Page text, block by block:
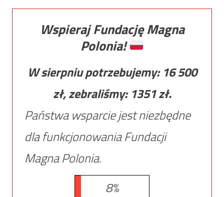
Wspieraj Fundację Magna
Polonia!
W sierpniu potrzebujemy: 16 500
zł, zebraliśmy: 1351zł.
Państwa wsparcie jest niezbędne
dla funkcjonowania Fundacji
Magna Polonia.
8%